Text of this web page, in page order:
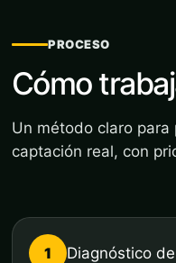
PROCESO
Cómo
Un método claro
captación real, con
1 Diagnóstico